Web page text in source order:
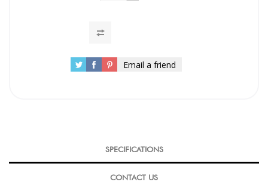
Email a friend
SPECIFICATIONS
CONTACT US